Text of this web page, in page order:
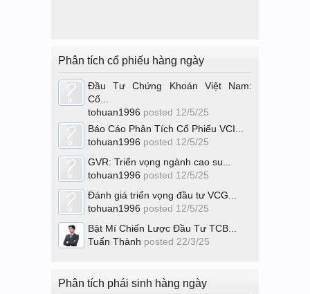
Phân tích cổ phiếu hàng ngày
Đầu Tư Chứng Khoán Việt Nam:
Cổ...
tohuan1996 posted 12/5/25
Báo Cáo Phân Tích Cổ Phiếu VCI...
tohuan1996 posted 12/5/25
GVR: Triển vọng ngành cao su...
tohuan1996 posted 12/5/25
Đánh giá triển vọng đầu tư VCG...
tohuan1996 posted 12/5/25
Bật Mí Chiến Lược Đầu Tư TCB...
Tuấn Thành posted 22/3/25
Phân tích phái sinh hàng ngày